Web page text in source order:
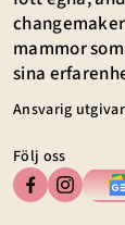
mammor
sina
Ansvarig
Följ oss